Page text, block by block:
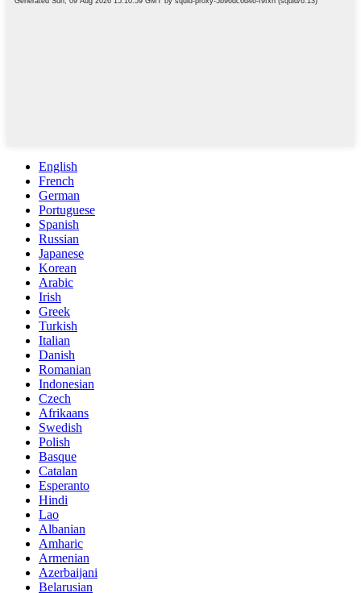
English
French
German
Portuguese
Spanish
Russian
Japanese
Korean
Arabic
Irish
Greek
Turkish
Italian
Danish
Romanian
Indonesian
Czech
Afrikaans
Swedish
Polish
Basque
Catalan
Esperanto
Hindi
Lao
Albanian
Amharic
Armenian
Azerbaijani
Belarusian